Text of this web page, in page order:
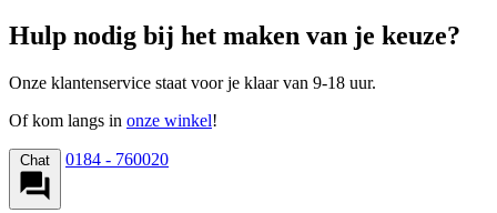
Hulp nodig bij het maken van je keuze?
Onze klantenservice staat voor je klaar van 9-18 uur.
Of kom langs in onze winkel!
Chat 0184 - 760020